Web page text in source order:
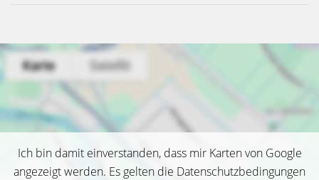
Ich bin damit einverstanden, dass mir Karten von Google
angezeigt werden. Es gelten die Datenschutzbedingungen